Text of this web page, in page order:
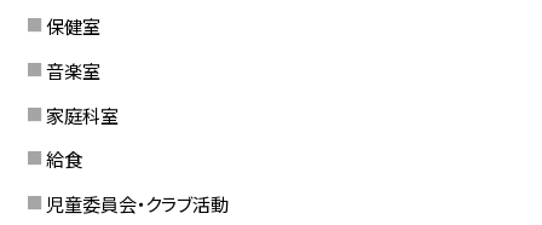
保健室
音楽室
家庭科室
給食
児童委員会・クラブ活動